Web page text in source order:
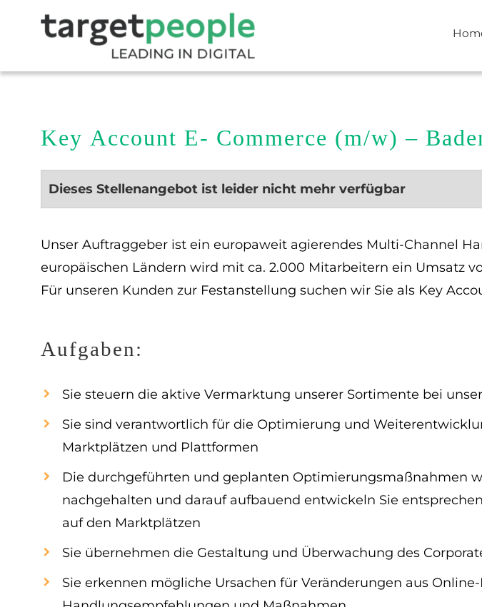
Key Account E- Commerce (m/w) –
Dieses Stellenangebot ist leider nicht mehr verfügbar
Unser Auftraggeber ist ein europaweit agierendes Multi-Channel
europäischen Ländern wird mit ca. 2.000 Mitarbeitern ein Umsatz
Für unseren Kunden zur Festanstellung suchen wir Sie als Key
Aufgaben:
Sie steuern die aktive Vermarktung unserer Sortimente bei
Sie sind verantwortlich für die Optimierung und
Marktplätzen und Plattformen
Die durchgeführten und geplanten Optimierungsmaßnahmen
nachgehalten und darauf aufbauend entwickeln Sie
auf den Marktplätzen
Sie übernehmen die Gestaltung und Überwachung des
Sie erkennen mögliche Ursachen für Veränderungen aus